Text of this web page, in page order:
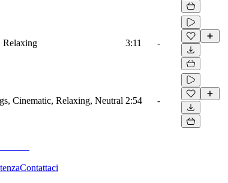
Relaxing 3:11 -
Cinematic, Relaxing, Neutral 2:54 -
Contattaci